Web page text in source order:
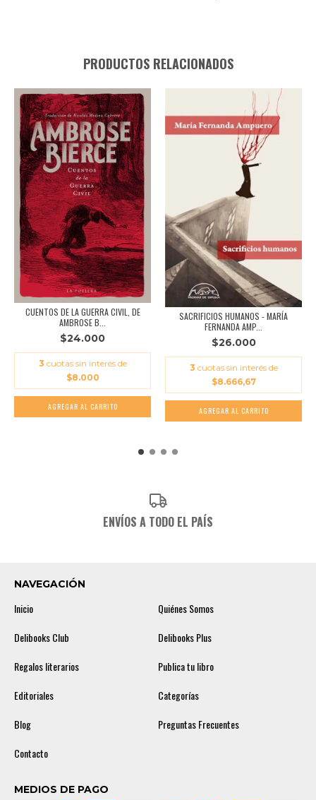
PRODUCTOS RELACIONADOS
CUENTOS DE LA GUERRA CIVIL, DE
AMBROSE B...
$24.000
3 cuotas sin interés de
$8.000
SACRIFICIOS HUMANOS - MARÍA
FERNANDA AMP...
$26.000
3 cuotas sin interés de
$8.666,67
ENVÍOS A TODO EL PAÍS
NAVEGACIÓN
Inicio
Quiénes Somos
Delibooks Club
Delibooks Plus
Regalos literarios
Publica tu libro
Editoriales
Categorías
Blog
Preguntas Frecuentes
Contacto
MEDIOS DE PAGO